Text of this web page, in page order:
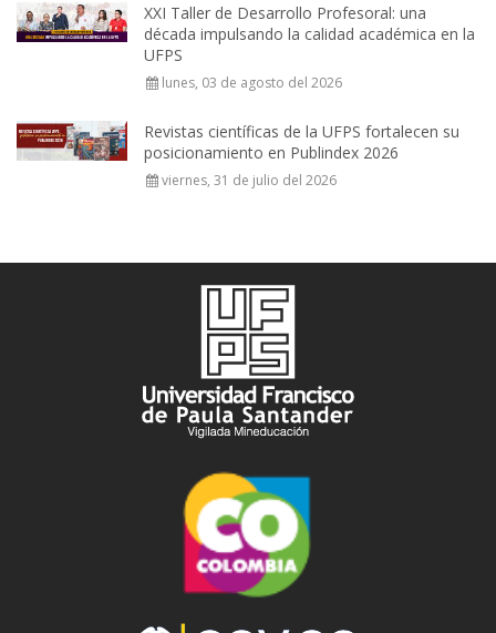
XXI Taller de Desarrollo Profesoral: una
década impulsando la calidad académica en la
UFPS
lunes, 03 de agosto del 2026
Revistas científicas de la UFPS fortalecen su
posicionamiento en Publindex 2026
viernes, 31 de julio del 2026